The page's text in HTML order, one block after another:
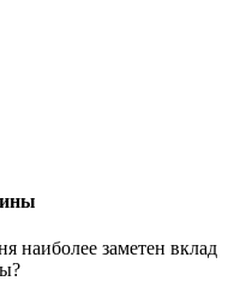
наиболее заметен вклад